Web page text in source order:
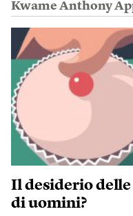
Kwame Anthony
Il desiderio
di uomini?